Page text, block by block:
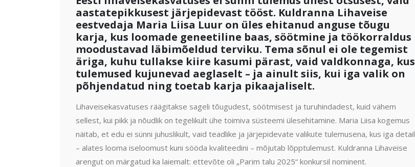
aastatepikkusest järjepidevast tööst. Kuldranna Lihaveise
eestvedaja Maria Liisa Luur on üles ehitanud anguse tõugu
karja, kus loomade geneetiline baas, söötmine ja töökorraldus
moodustavad läbimõeldud terviku. Tema sõnul ei ole tegemist
äriga, kuhu tullakse kiire kasumi pärast, vaid valdkonnaga, kus
tulemused kujunevad aeglaselt – ja ainult siis, kui iga valik on
põhjendatud ning toetab karja pikaajaliselt.
Lihaveisekasvatuses räägitakse sageli tõugudest, söötmisest ja turuhindadest, kuid vähem
sellest, kui pikk ja nõudlik on tegelikult ühe toimiva süsteemi ülesehitamine. Maria Liisa kogemus
näitab, et edu ei sünni juhuslikult, vaid teadlike ja järjepidevate valikute tulemusena, kus iga detail
– alates looma iseloomust kuni sööda kvaliteedini – mõjutab lõpptulemust. Kuldranna Lihaveise
arengut on märgatud ka laiemalt: ettevõte oli „Parim talu 2025“ konkursil nominent.